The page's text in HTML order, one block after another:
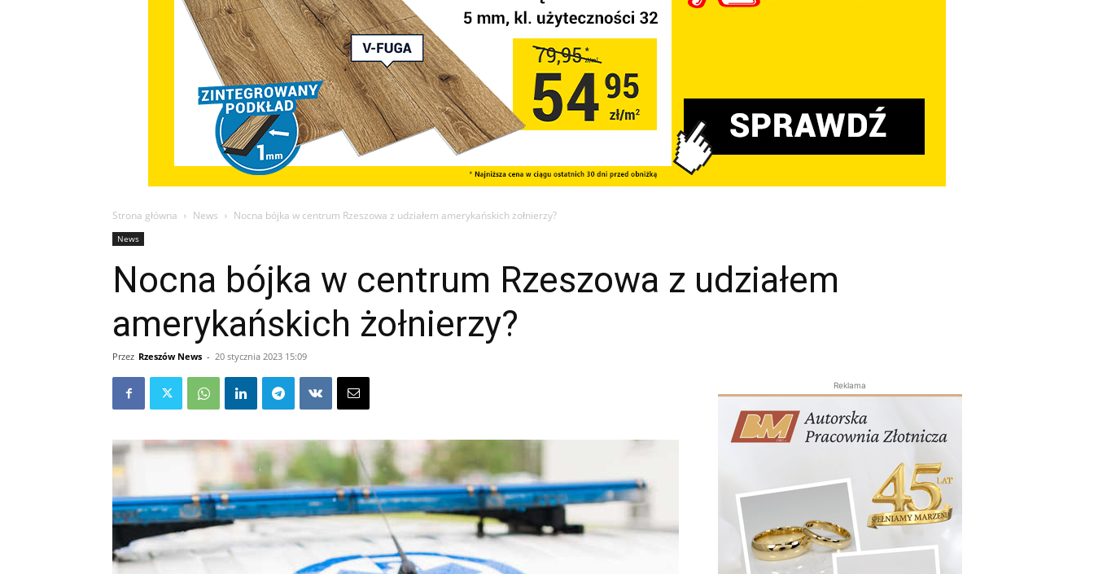
Strona główna News Nocna bójka w centrum Rzeszowa z udziałem amerykańskich żołnierzy?
News
Nocna bójka w centrum Rzeszowa z udziałem
amerykańskich żołnierzy?
Przez Rzeszów News - 20 stycznia 2023 15:09
Reklama